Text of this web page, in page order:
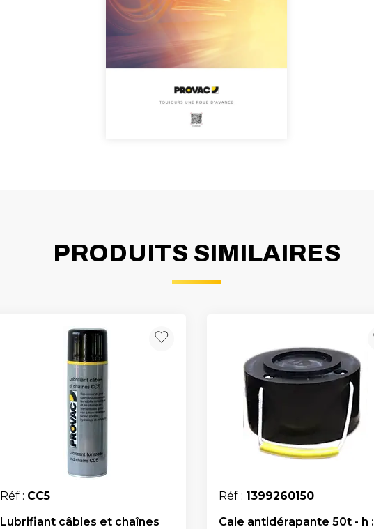
PRODUITS SIMILAIRES
Réf : CC5
Lubrifiant câbles et chaînes
Réf : 1399260150
Cale antidérapante 50t - h :